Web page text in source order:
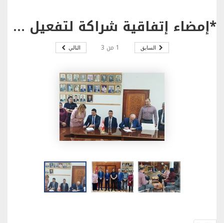
*إمضاء إتفاقية شراكة لتفعيل عقوبة العمل لفائدة المصلحة العامة بين مكتب المصاحبة ببنزرت والإدارة الجهوية للشؤون الدينية ببنزرت .
السابق 1 من 3 التالي